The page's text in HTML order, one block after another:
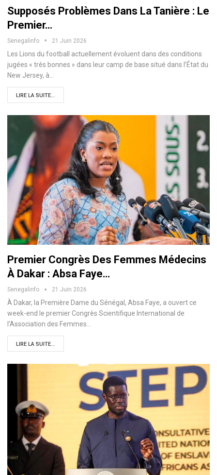
Supposés Problèmes Dans La Tanière : Le
Premier…
Senegalinfo 21 Juin 2026
Les Lions du football actuellement évoluent dans des conditions
jugées « très bonnes » dans leur camp de base situé dans l’État du
New Jersey, à…
LIRE LA SUITE...
Premier Congrès Des Femmes Médecins
À Dakar : Absa Faye…
Senegalinfo 21 Juin 2026
À Dakar, la Première Dame du Sénégal, Absa Faye, a ouvert ce
week-end le premier Congrès Scientifique International de
l’Association des Femmes…
LIRE LA SUITE...